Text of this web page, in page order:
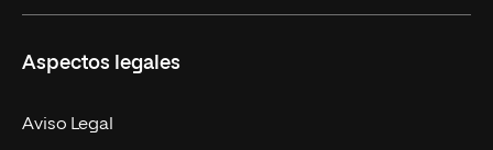
Doctorados
Experto Universitario
Facultades
Nuestro Equipo
Aspectos legales
Aviso Legal